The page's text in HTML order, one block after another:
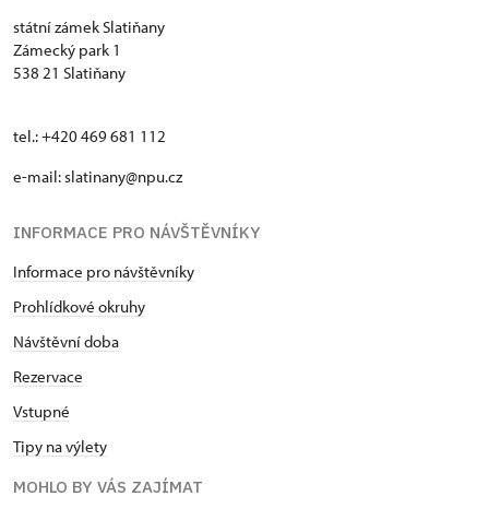
státní zámek Slatiňany
Zámecký park 1
538 21 Slatiňany
tel.: +420 469 681 112
e-mail: slatinany@npu.cz
INFORMACE PRO NÁVŠTĚVNÍKY
Informace pro návštěvníky
Prohlídkové okruhy
Návštěvní doba
Rezervace
Vstupné
Tipy na výlety
MOHLO BY VÁS ZAJÍMAT